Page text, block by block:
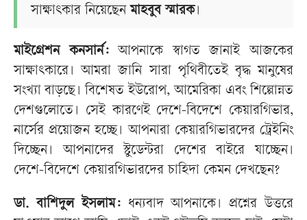
সাক্ষাৎকার নিয়েছেন মাহবুব স্মারক।
মাইগ্রেশন কনসার্ন:আপনাকে স্বাগত জানাই আজকের
সাক্ষাৎকারে। আমরা জানি সারা পৃথিবীতেই বৃদ্ধ মানুষের
সংখ্যা বাড়ছে। বিশেষত ইউরোপ, আমেরিকা এবং শিল্পোন্নত
দেশগুলোতে। সেই কারণেই দেশে-বিদেশে কেয়ারগিভার,
নার্সের প্রয়োজন হচ্ছে। আপনারা কেয়ারগিভারদের ট্রেইনিং
দিচ্ছেন। আপনাদের স্টুডেন্টরা দেশের বাইরে যাচ্ছেন।
দেশে-বিদেশে কেয়ারগিভারদের চাহিদা কেমন দেখছেন?
ডা. বাশিদুল ইসলাম:ধন্যবাদ আপনাকে। প্রশ্নের উত্তরে